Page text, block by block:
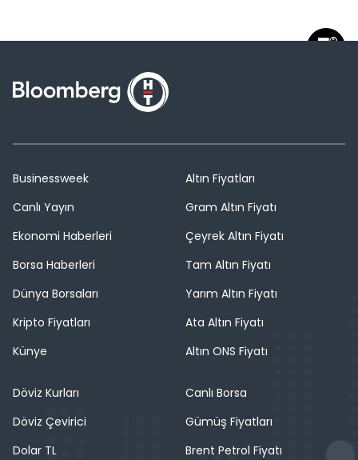
Businessweek
Canlı Yayın
Ekonomi Haberleri
Borsa Haberleri
Dünya Borsaları
Kripto Fiyatları
Künye
Altın Fiyatları
Gram Altın Fiyatı
Çeyrek Altın Fiyatı
Tam Altın Fiyatı
Yarım Altın Fiyatı
Ata Altın Fiyatı
Altın ONS Fiyatı
Döviz Kurları
Döviz Çevirici
Dolar TL
Canlı Borsa
Gümüş Fiyatları
Brent Petrol Fiyatı